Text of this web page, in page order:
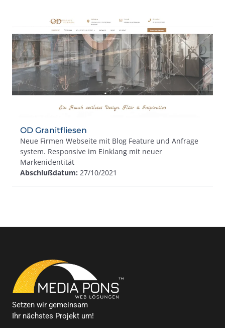
OD Granitfliesen
Neue Firmen Webseite mit Blog Feature und Anfrage
system. Responsive im Einklang mit neuer
Markenidentität
Abschlußdatum: 27/10/2021
Setzen wir gemeinsam
Ihr nächstes Projekt um!